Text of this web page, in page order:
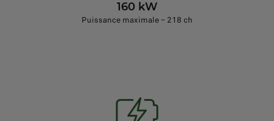
160 kW
Puissance maximale – 218 ch